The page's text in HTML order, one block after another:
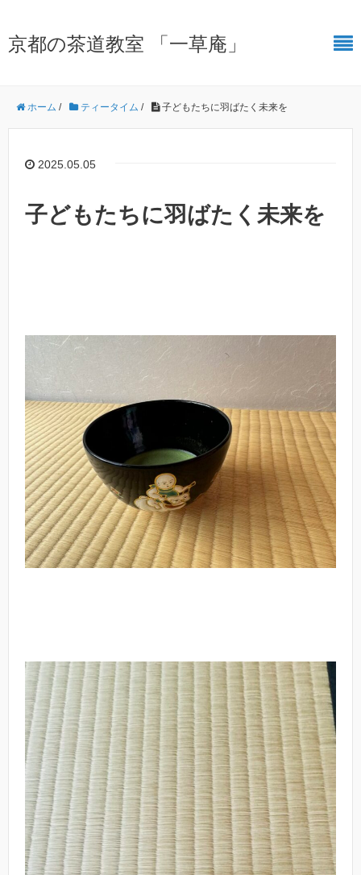
京都の茶道教室 「一草庵」
ホーム / ティータイム / 子どもたちに羽ばたく未来を
2025.05.05
子どもたちに羽ばたく未来を